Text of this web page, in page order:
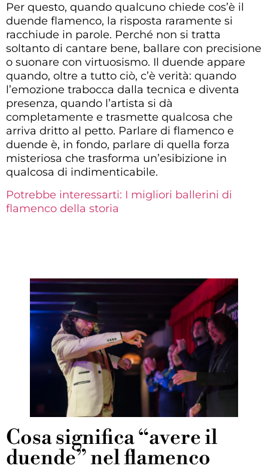
Per questo, quando qualcuno chiede cos’è il
duende flamenco, la risposta raramente si
racchiude in parole. Perché non si tratta
soltanto di cantare bene, ballare con precisione
o suonare con virtuosismo. Il duende appare
quando, oltre a tutto ciò, c’è verità: quando
l’emozione trabocca dalla tecnica e diventa
presenza, quando l’artista si dà
completamente e trasmette qualcosa che
arriva dritto al petto. Parlare di flamenco e
duende è, in fondo, parlare di quella forza
misteriosa che trasforma un’esibizione in
qualcosa di indimenticabile.
Potrebbe interessarti: I migliori ballerini di
flamenco della storia
Cosa significa “avere il
duende” nel flamenco